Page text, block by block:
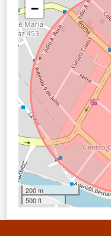
−
200 m
500 ft